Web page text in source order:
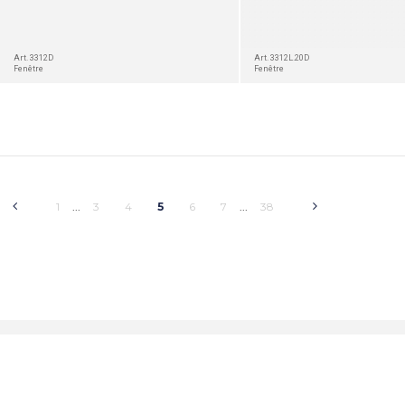
Art. 3312D
Fenêtre
Art. 3312L.20D
Fenêtre
1 3 4 5 6 7 38